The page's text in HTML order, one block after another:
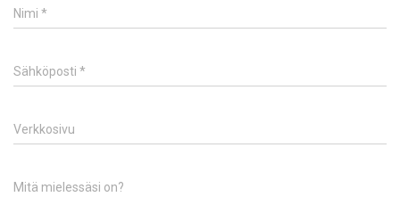
Nimi *
Sähköposti *
Verkkosivu
Mitä mielessäsi on?